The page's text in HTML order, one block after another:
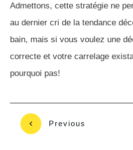
Admettons, cette stratégie ne
au dernier cri de la tendance
bain, mais si vous voulez une
correcte et votre carrelage
pourquoi pas!
Previous